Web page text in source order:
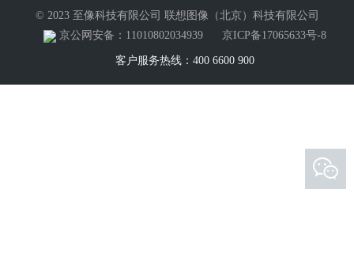
© 2023 至像科技有限公司 联想图像（北京）科技有限公司
京公网安备：11010802034939
京ICP备17065633号-8
客户服务热线：400 6600 900